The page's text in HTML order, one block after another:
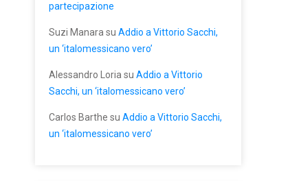
partecipazione
Suzi Manara su Addio a Vittorio Sacchi,
un ‘italomessicano vero’
Alessandro Loria su Addio a Vittorio
Sacchi, un ‘italomessicano vero’
Carlos Barthe su Addio a Vittorio Sacchi,
un ‘italomessicano vero’